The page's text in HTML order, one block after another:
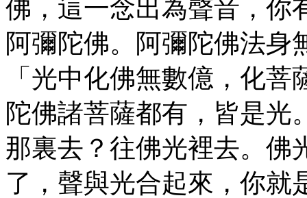
佛，這一念出為聲音，你
阿彌陀佛。阿彌陀佛法身
「光中化佛無數億，化
陀佛諸菩薩都有，皆是光
那裏去？往佛光裡去。佛
了，聲與光合起來，你就